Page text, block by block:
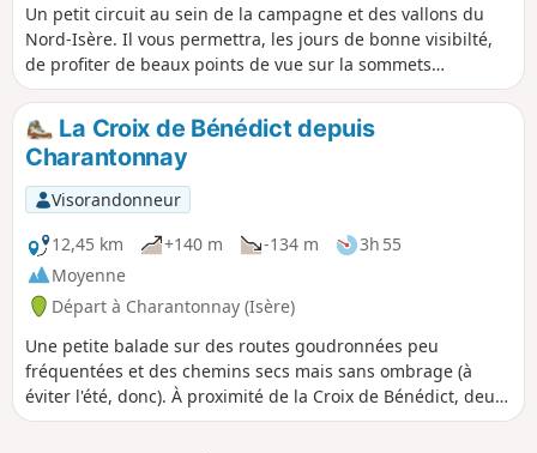
Un petit circuit au sein de la campagne et des vallons du
Nord-Isère. Il vous permettra, les jours de bonne visibilté,
de profiter de beaux points de vue sur la sommets
environnants.
La Croix de Bénédict depuis
Charantonnay
Visorandonneur
12,45 km
+140 m -134 m
3h 55
Moyenne
Départ à Charantonnay (Isère)
Une petite balade sur des routes goudronnées peu
fréquentées et des chemins secs mais sans ombrage (à
éviter l'été, donc). À proximité de la Croix de Bénédict, deux
tables d'orientation avec vue sur les monts du lyonnais et